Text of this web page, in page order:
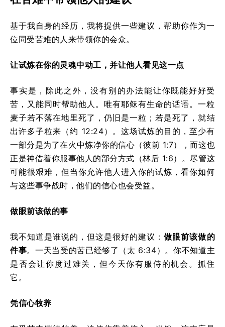
基于我自身的经历，我将提供一些建议，帮助你作为一
位同受苦难的人来带领你的会众。
让试炼在你的灵魂中动工，并让他人看见这一点
事实是，除此之外，没有别的办法能让你既能好好受
苦，又能同时帮助他人。唯有耶稣有生命的话语。一粒
麦子若不落在地里死了，仍旧是一粒；若是死了，就结
出许多子粒来（约 12:24）。这场试炼的目的，至少有
一部分是为了在火中炼净你的信心（彼前 1:7），而这也
正是神借着你服事他人的部分方式（林后 1:6）。尽管这
可能很艰难，但当你允许他人进入你的试炼，看你如何
与这些事争战时，他们的信心也会受益。
做眼前该做的事
我不知道是谁说的，但这是很好的建议：做眼前该做的
件事。一天当受的苦已经够了（太 6:34）。你不知道主
是否会让你度过难关，但今天你有服侍的机会。抓住
它。
凭信心牧养